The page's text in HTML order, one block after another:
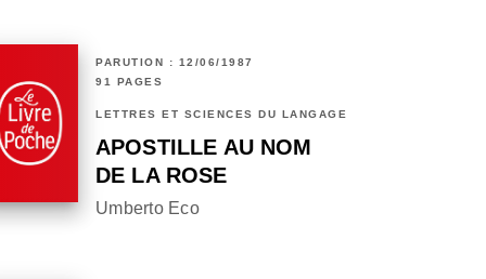
PARUTION : 12/06/1987
91 PAGES
LETTRES ET SCIENCES DU LANGAGE
APOSTILLE AU NOM
DE LA ROSE
Umberto Eco